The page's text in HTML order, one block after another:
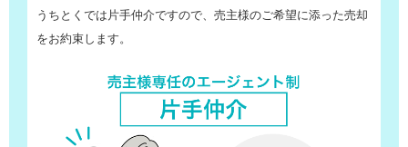
うちとくでは片手仲介ですので、売主様のご希望に添った売却
をお約束します。